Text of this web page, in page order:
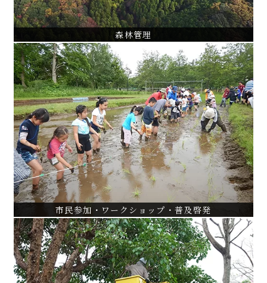
森林管理
市民参加・ワークショップ・普及啓発
市民参加・ワークショップ・普及啓発
水元公園水辺のさと市民参加型育成管理支援
都立公園におけるかいぼり運営
大宮公園桜守ボランティア活動支援
VIEW ALL
緑の管理技術・マニュアル作成